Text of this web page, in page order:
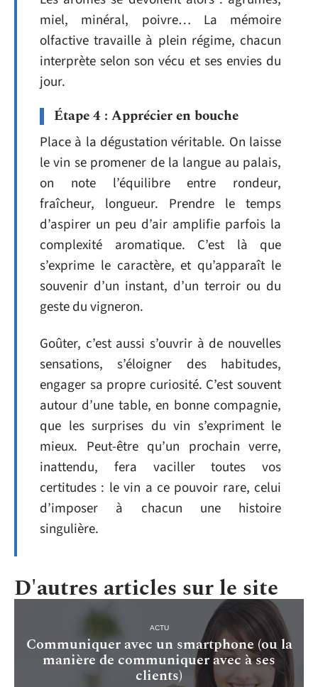
miel, minéral, poivre… La mémoire
olfactive travaille à plein régime, chacun
interprète selon son vécu et ses envies du
jour.
Étape 4 : Apprécier en bouche
Place à la dégustation véritable. On laisse
le vin se promener de la langue au palais,
on note l’équilibre entre rondeur,
fraîcheur, longueur. Prendre le temps
d’aspirer un peu d’air amplifie parfois la
complexité aromatique. C’est là que
s’exprime le caractère, et qu’apparaît le
souvenir d’un instant, d’un terroir ou du
geste du vigneron.
Goûter, c’est aussi s’ouvrir à de nouvelles
sensations, s’éloigner des habitudes,
engager sa propre curiosité. C’est souvent
autour d’une table, en bonne compagnie,
que les surprises du vin s’expriment le
mieux. Peut-être qu’un prochain verre,
inattendu, fera vaciller toutes vos
certitudes : le vin a ce pouvoir rare, celui
d’imposer à chacun une histoire
singulière.
D'autres articles sur le site
ACTU
Communiquer avec un smartphone (ou la
manière de communiquer avec à ses
clients)